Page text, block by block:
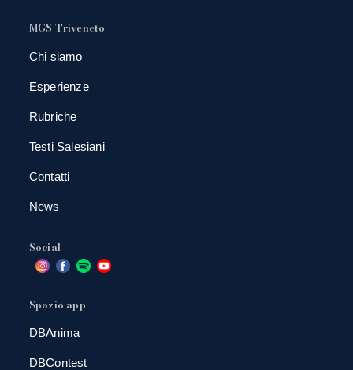
MGS Triveneto
Chi siamo
Esperienze
Rubriche
Testi Salesiani
Contatti
News
Social
Spazio app
DBAnima
DBContest